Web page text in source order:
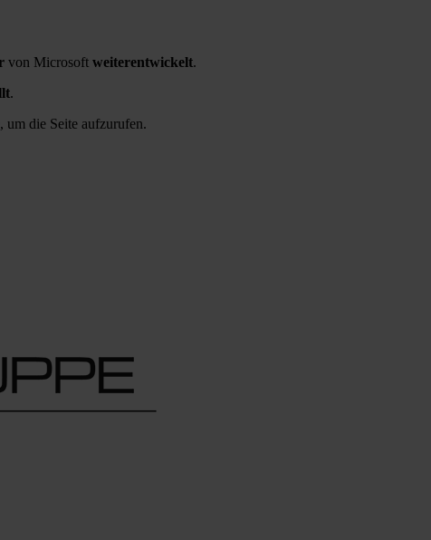
von Microsoft weiterentwickelt.
.
, um die Seite aufzurufen.